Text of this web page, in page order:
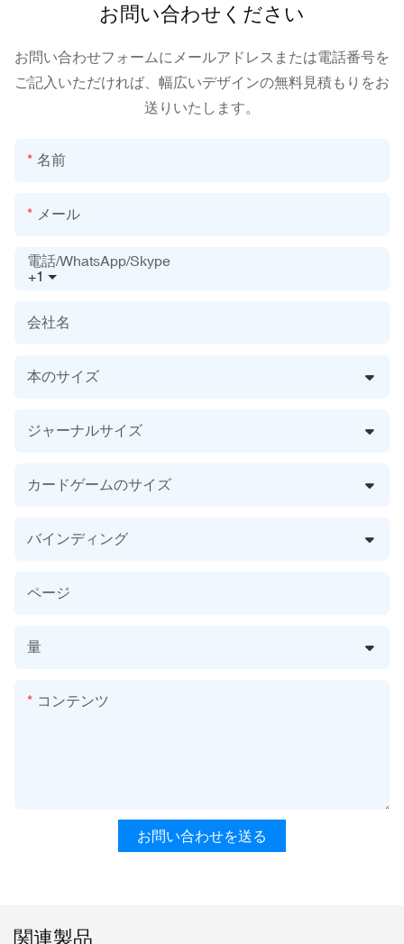
お問い合わせください
お問い合わせフォームにメールアドレスまたは電話番号を
ご記入いただければ、幅広いデザインの無料見積もりをお
送りいたします。
名前
メール
+1
電話/WhatsApp/Skype
会社名
本のサイズ
ジャーナルサイズ
カードゲームのサイズ
バインディング
ページ
量
コンテンツ
お問い合わせを送る
関連製品